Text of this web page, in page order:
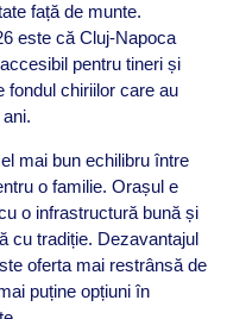
față de munte.
este că Cluj-Napoca
pentru tineri și
fondul chiriilor care au
mai bun echilibru între
o familie. Orașul e
o infrastructură bună și
cu tradiție. Dezavantajul
oferta mai restrânsă de
puține opțiuni în